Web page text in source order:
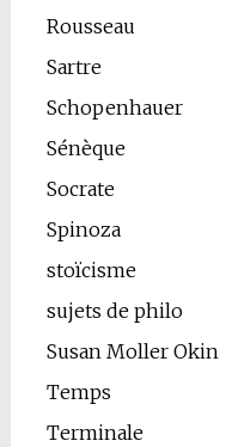
Rousseau
Sartre
Schopenhauer
Sénèque
Socrate
Spinoza
stoïcisme
sujets de philo
Susan Moller Okin
Temps
Terminale